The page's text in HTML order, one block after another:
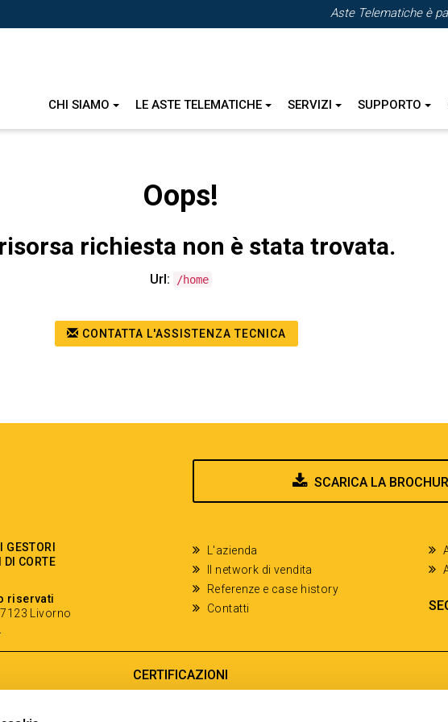
Aste Telematiche è
CHI SIAMO LE ASTE TELEMATICHE SERVIZI SUPPORTO
Oops!
richiesta non è stata trovata.
Url: /home
CONTATTA L'ASSISTENZA TECNICA
SCARICA LA
DI CORTE
riservati
Livorno
L'azienda
Il network di vendita
Referenze e case history
Contatti
CERTIFICAZIONI